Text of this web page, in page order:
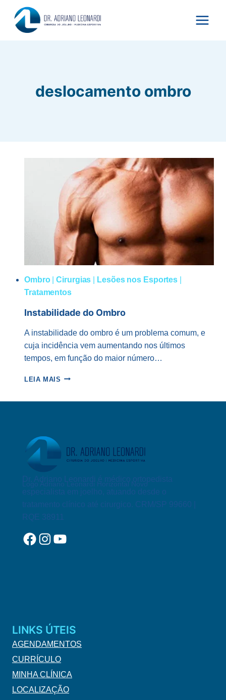
para
deslocamento ombro
Ombro|Cirurgias Lesões nos Esportes
Tratamentos
Instabilidade do Ombro
A instabilidade do ombro é um problema comum, e
cuja incidência vem aumentando nos últimos
tempos, em função do maior número…
LEIA MAIS INSTABILIDADE
Logo Adriano Leonardi Horizontal Novo
Dr. Adriano Leonardi é médico ortopedista
especialista em joelho, atuando desde o
tratamento clínico até cirurgico. CRM/SP 99660 |
RQE 38911
Facebook
Instagram
YouTube
LINKS ÚTEIS
AGENDAMENTOS
CURRÍCULO
MINHA CLÍNICA
LOCALIZAÇÃO